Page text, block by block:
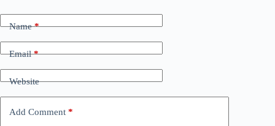
Name*
Email*
Website
Add Comment *